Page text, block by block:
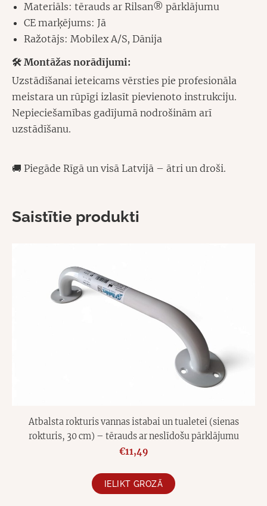
Materiāls: tērauds ar Rilsan® pārklājumu
CE marķējums: Jā
Ražotājs: Mobilex A/S, Dānija
🛠️ Montāžas norādījumi:
Uzstādīšanai ieteicams vērsties pie profesionāla
meistara un rūpīgi izlasīt pievienoto instrukciju.
Nepieciešamības gadījumā nodrošinām arī
uzstādīšanu.
🚚 Piegāde Rīgā un visā Latvijā – ātri un droši.
Saistītie produkti
Atbalsta rokturis vannas istabai un tualetei (sienas
rokturis, 30 cm) – tērauds ar neslīdošu pārklājumu
€11,49
IELIKT GROZĀ